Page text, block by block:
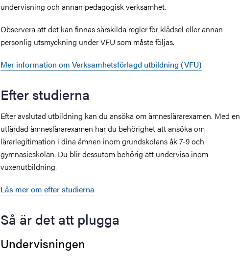
undervisning och annan pedagogisk verksamhet.
Observera att det kan finnas särskilda regler för klädsel eller annan
personlig utsmyckning under VFU som måste följas.
Mer information om Verksamhetsförlagd utbildning (VFU)
Efter studierna
Efter avslutad utbildning kan du ansöka om ämneslärarexamen. Med en
utfärdad ämneslärarexamen har du behörighet att ansöka om
lärarlegitimation i dina ämnen inom grundskolans åk 7-9 och
gymnasieskolan. Du blir dessutom behörig att undervisa inom
vuxenutbildning.
Läs mer om efter studierna
Så är det att plugga
Undervisningen